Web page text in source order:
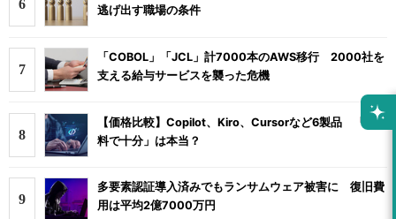
逃げ出す職場の条件
「COBOL」「JCL」計7000本のAWS移行 2000社を
支える給与サービスを襲った危機
【価格比較】Copilot、Kiro、Cursorなど6製品 「無
料で十分」は本当？
多要素認証導入済みでもランサムウェア被害に 復旧費
用は平均2億7000万円